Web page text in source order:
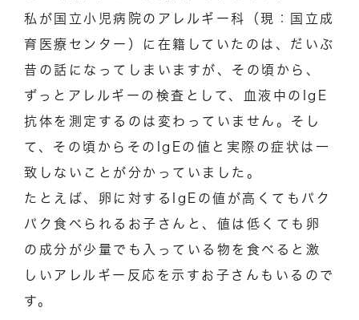
私が国立小児病院のアレルギー科（現：国立成
育医療センター）に在籍していたのは、だいぶ
昔の話になってしまいますが、その頃から、
ずっとアレルギーの検査として、血液中のIgE
抗体を測定するのは変わっていません。そし
て、その頃からそのIgEの値と実際の症状は一
致しないことが分かっていました。
たとえば、卵に対するIgEの値が高くてもパク
パク食べられるお子さんと、値は低くても卵
の成分が少量でも入っている物を食べると激
しいアレルギー反応を示すお子さんもいるので
す。